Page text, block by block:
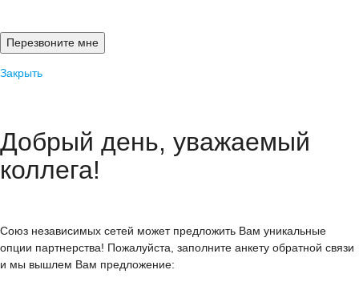
Закрыть
Добрый день, уважаемый
коллега!
Союз независимых сетей может предложить Вам уникальные
опции партнерства! Пожалуйста, заполните анкету обратной связи
и мы вышлем Вам предложение: